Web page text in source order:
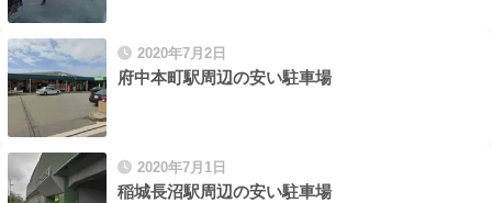
2020年7月2日
府中本町駅周辺の安い駐車場
2020年7月1日
稲城長沼駅周辺の安い駐車場